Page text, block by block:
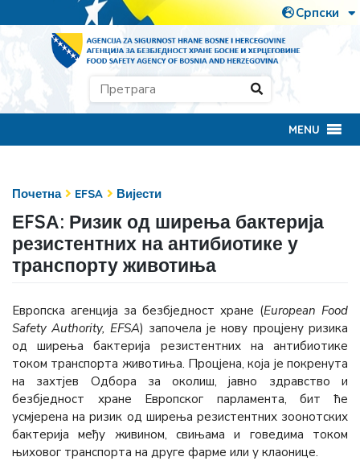
MENU
Почетна EFSA Вијести
ЕFSА: Ризик од ширења бактерија
резистентних на антибиотике у
транспорту животиња
Европска агенција за безбједност хране (European Food
Safety Authority, EFSA) започела је нову процјену ризика
од ширења бактерија резистентних на антибиотике
током транспорта животиња. Процјена, која је покренута
на захтјев Одбора за околиш, јавно здравство и
безбједност хране Европског парламента, бит ће
усмјерена на ризик од ширења резистентних зоонотских
бактерија међу живином, свињама и говедима током
њиховог транспорта на друге фарме или у клаонице.